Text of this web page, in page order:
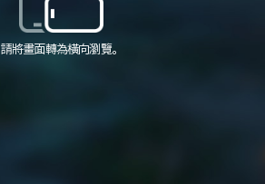
請將畫面轉為橫向瀏覽。